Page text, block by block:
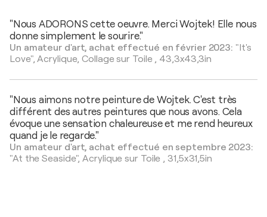
"Nous ADORONS cette oeuvre. Merci Wojtek! Elle nous
donne simplement le sourire."
Un amateur d'art, achat effectué en février 2023: "It's
Love",Acrylique, Collage sur Toile, 43,3x43,3in
"Nous aimons notre peinture de Wojtek. C'est très
différent des autres peintures que nous avons. Cela
évoque une sensation chaleureuse et me rend heureux
quand je le regarde."
Un amateur d'art, achat effectué en septembre 2023:
"At the Seaside",Acrylique sur Toile , 31,5x31,5in